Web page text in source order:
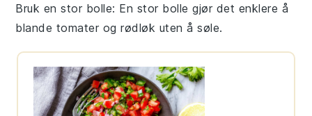
Bruk en stor bolle: En stor bolle gjør det enklere å
blande tomater ogrødløk uten å søle.